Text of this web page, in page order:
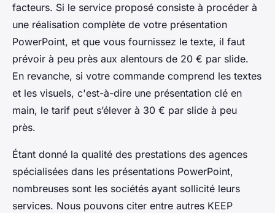
facteurs. Si le service proposé consiste à procéder à
une réalisation complète de votre présentation
PowerPoint, et que vous fournissez le texte, il faut
prévoir à peu près aux alentours de 20 € par slide.
En revanche, si votre commande comprend les textes
et les visuels, c'est-à-dire une présentation clé en
main, le tarif peut s’élever à 30 € par slide à peu
près.
Étant donné la qualité des prestations des agences
spécialisées dans les présentations PowerPoint,
nombreuses sont les sociétés ayant sollicité leurs
services. Nous pouvons citer entre autres KEEP